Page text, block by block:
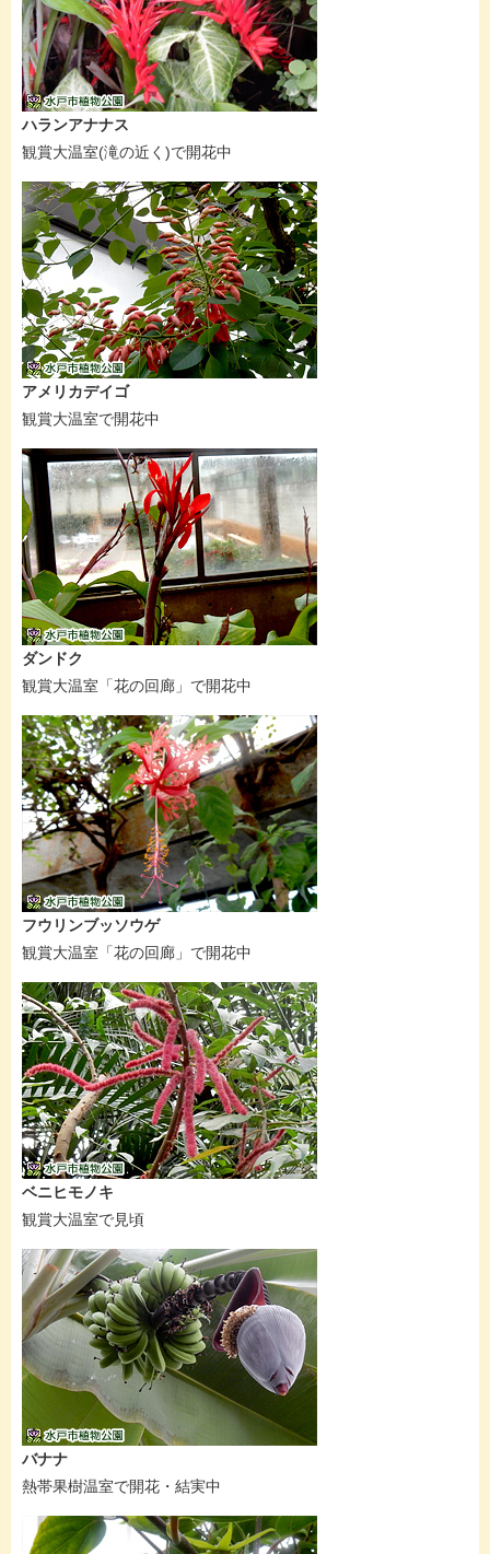
ハランアナナス
観賞大温室(滝の近く)で開花中
アメリカデイゴ
観賞大温室で開花中
ダンドク
観賞大温室「花の回廊」で開花中
フウリンブッソウゲ
観賞大温室「花の回廊」で開花中
ベニヒモノキ
観賞大温室で見頃
バナナ
熱帯果樹温室で開花・結実中